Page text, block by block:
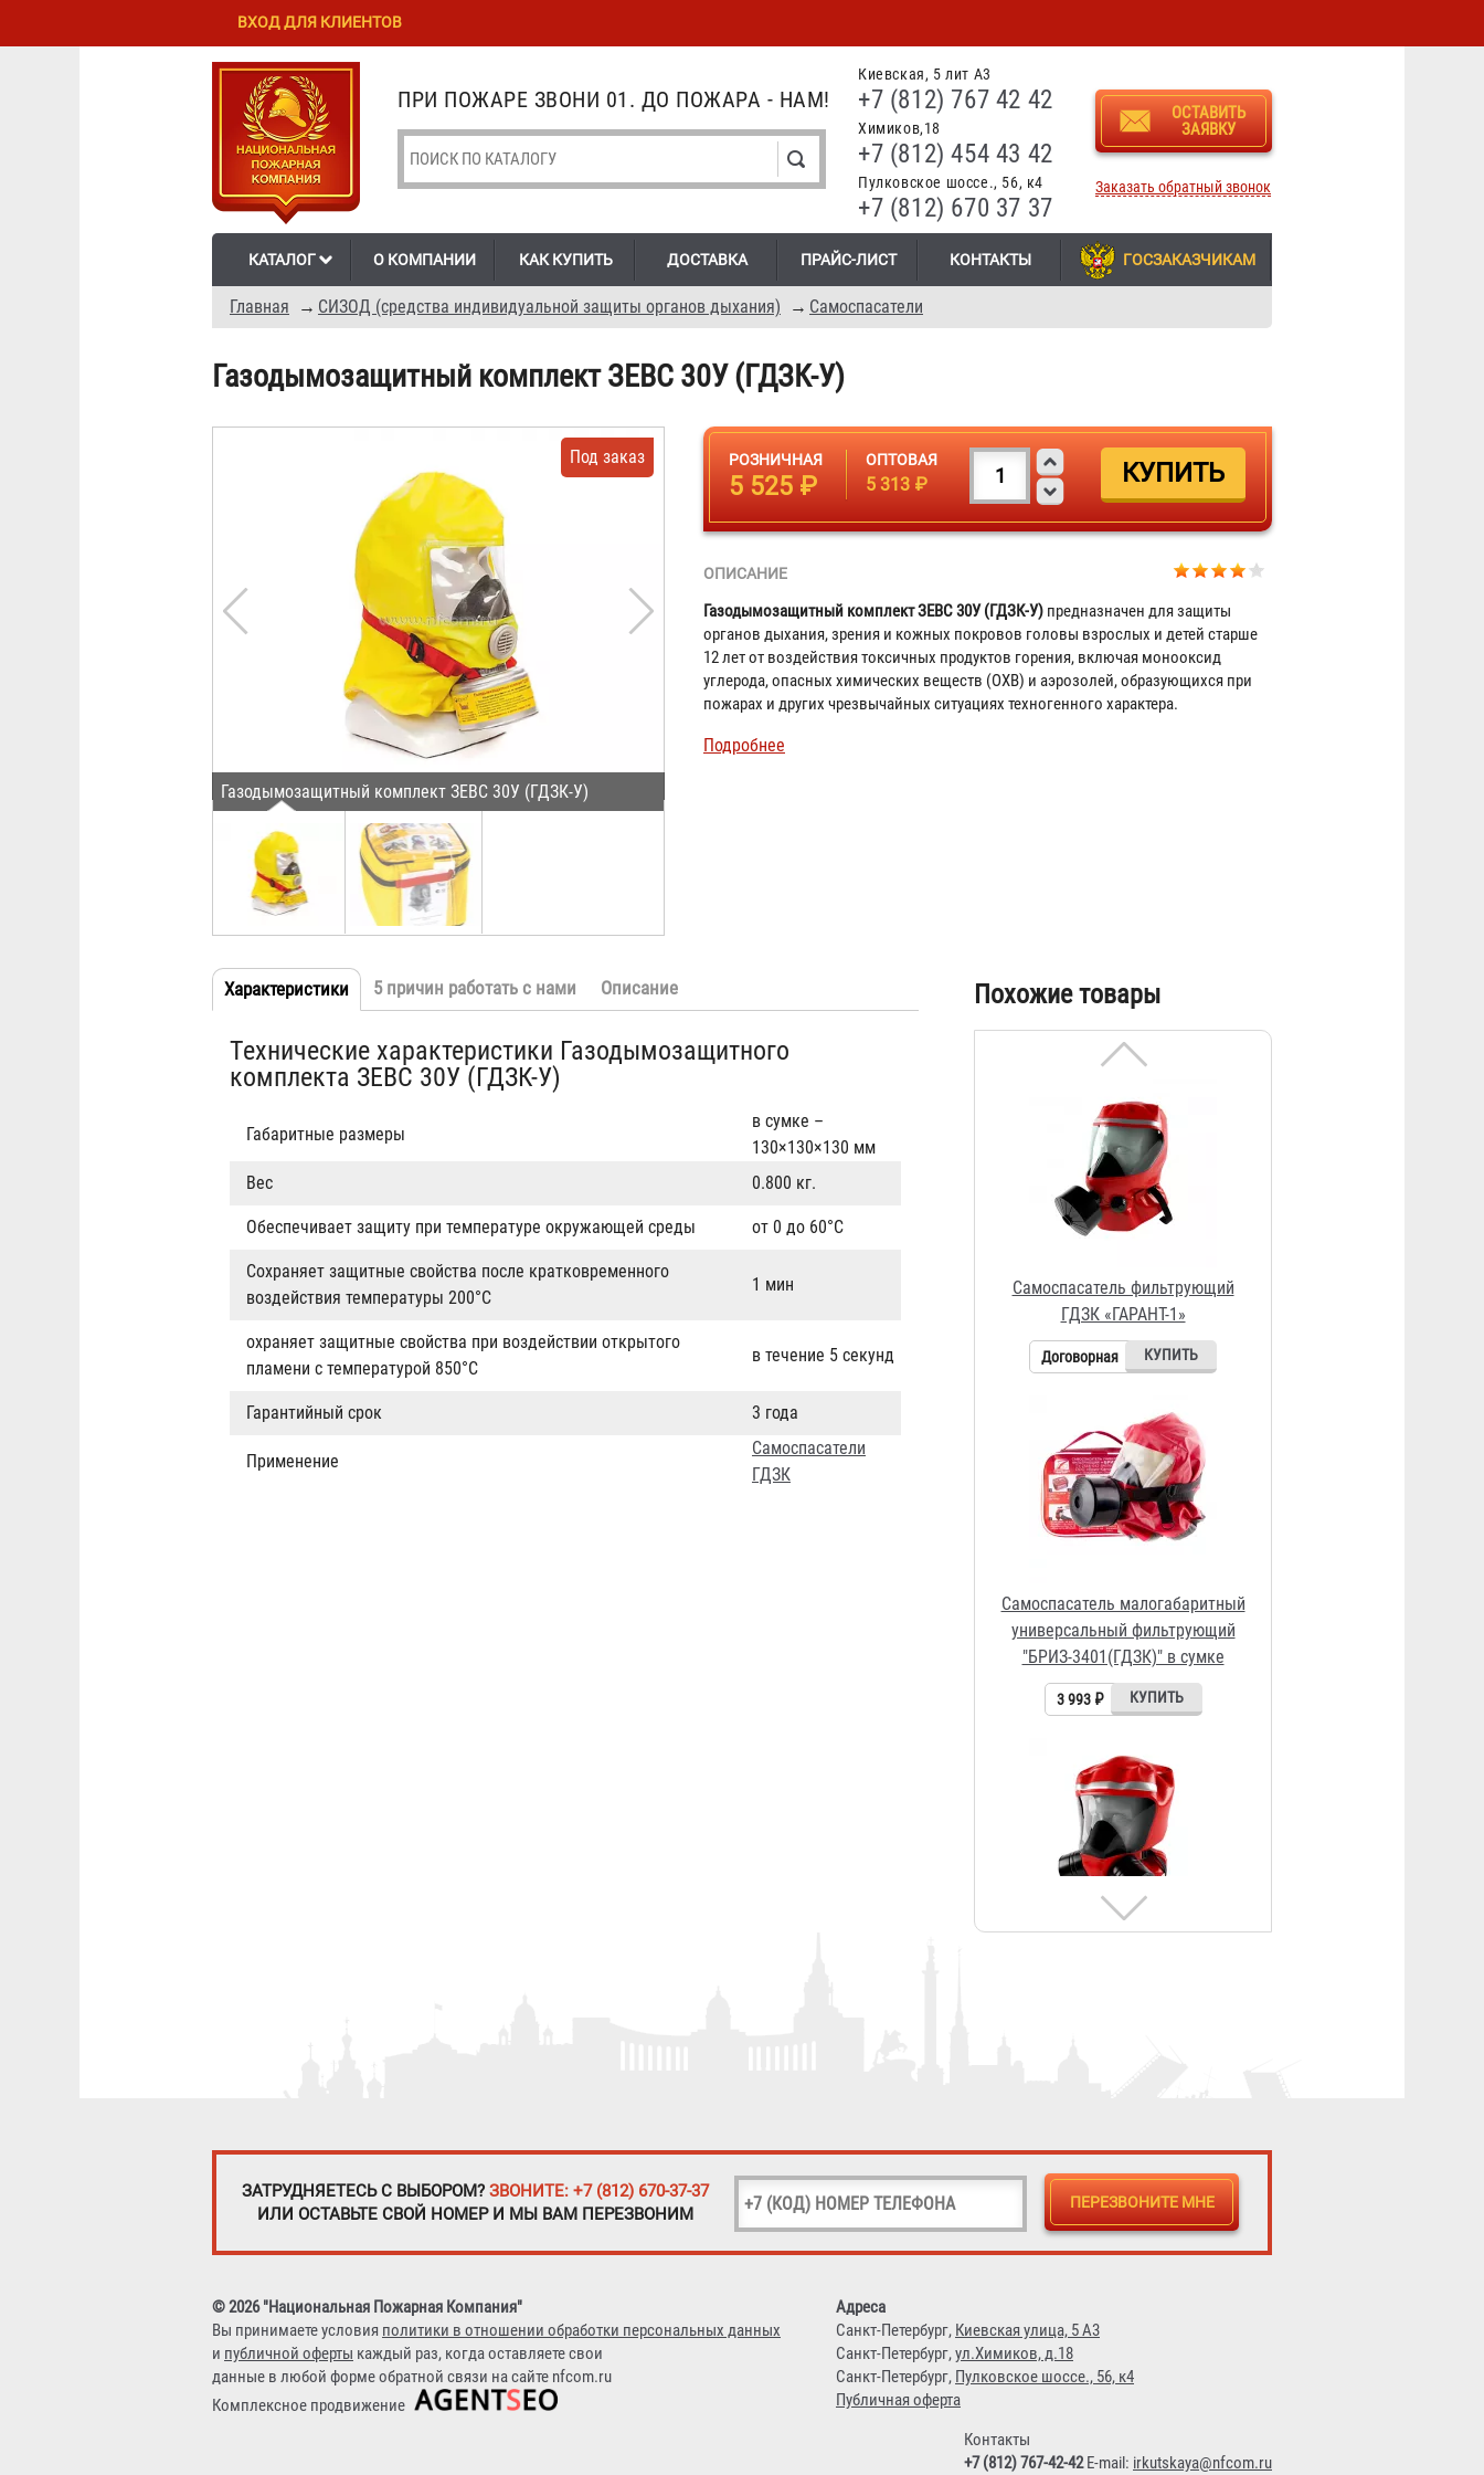
Перейти к
содержанию
Skip to
Киевская, 5 лит А3
+7 (812) 767 42 42
Химиков,18
+7 (812) 454 43 42
Пулковское шоссе., 56, к4
+7 (812) 670 37 37
ОСТАВИТЬ
ЗАЯВКУ
Заказать обратный звонок
ПРИ ПОЖАРЕ ЗВОНИ 01. ДО ПОЖАРА - НАМ!
КАТАЛОГ О КОМПАНИИ КАК КУПИТЬ ДОСТАВКА ПРАЙС-ЛИСТ КОНТАКТЫ ГОСЗАКАЗЧИКАМ
Главная → СИЗОД (средства индивидуальной защиты органов дыхания) → Самоспасатели
ВХОД ДЛЯ КЛИЕНТОВ
Газодымозащитный комплект ЗЕВС 30У (ГДЗК-У)
Газодымозащитный комплект ЗЕВС 30У (ГДЗК-У)
Под заказ РОЗНИЧНАЯ
5 525 ₽
ОПТОВАЯ
5 313 ₽
ОПИСАНИЕ
Газодымозащитный комплект ЗЕВС 30У (ГДЗК-У) предназначен для защиты
органов дыхания, зрения и кожных покровов головы взрослых и детей старше
12 лет от воздействия токсичных продуктов горения, включая монооксид
углерода, опасных химических веществ (ОХВ) и аэрозолей, образующихся при
пожарах и других чрезвычайных ситуациях техногенного характера.
Подробнее
Табы
Характеристики (активная
5 причин работать с нами Описание
Технические характеристики Газодымозащитного
комплекта ЗЕВС 30У (ГДЗК-У)
Габаритные размеры
в сумке –
130×130×130 мм
Вес
0.800 кг.
Обеспечивает защиту при температуре окружающей среды от 0 до 60°C
Сохраняет защитные свойства после кратковременного
воздействия температуры 200°C
1 мин
охраняет защитные свойства при воздействии открытого
пламени с температурой 850°C
в течение 5 секунд
Гарантийный срок 3 года
Применение
Самоспасатели
ГДЗК
Похожие товары
Самоспасатель малогабаритный
универсальный фильтрующий
"БРИЗ-3401(ГДЗК)" в футляре
ГДЗК «ГАРАНТ-1»
Самоспасатель малогабаритный
универсальный фильтрующий
"БРИЗ-3401(ГДЗК)" в сумке
Самоспасатель фильтрующий
ГДЗК «ГАРАНТ-2М»
Договорная
ЗАТРУДНЯЕТЕСЬ С ВЫБОРОМ? ЗВОНИТЕ: +7 (812) 670-37-37
ИЛИ ОСТАВЬТЕ СВОЙ НОМЕР И МЫ ВАМ ПЕРЕЗВОНИМ
© 2026 "Национальная Пожарная Компания"
Вы принимаете условия политики в отношении обработки персональных данных
и публичной оферты каждый раз, когда оставляете свои
данные в любой форме обратной связи на сайте nfcom.ru
Комплексное продвижение
Адреса
Санкт-Петербург, Киевская улица, 5 А3
Санкт-Петербург,ул.Химиков, д.18
Санкт-Петербург, Пулковское шоссе., 56, к4
Публичная оферта
Контакты
+7 (812) 767-42-42E-mail: irkutskaya@nfcom.ru